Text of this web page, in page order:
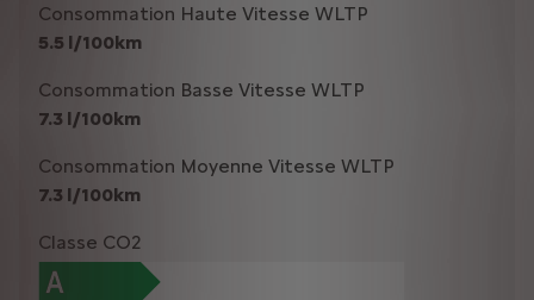
Consommation Haute Vitesse WLTP
5.5 l/100km
Consommation Basse Vitesse WLTP
7.3 l/100km
Consommation Moyenne Vitesse WLTP
7.3 l/100km
Classe CO2